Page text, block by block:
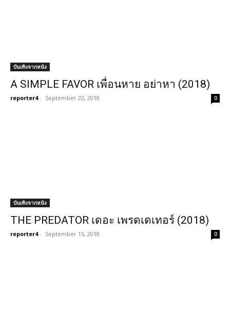
บันเทิงจากหนัง
A SIMPLE FAVOR เพื่อนหาย อย่าหา (2018)
reporter4 - September 22, 2018 0
บันเทิงจากหนัง
THE PREDATOR เดอะ เพรดเดเทอร์ (2018)
reporter4 - September 15, 2018 0